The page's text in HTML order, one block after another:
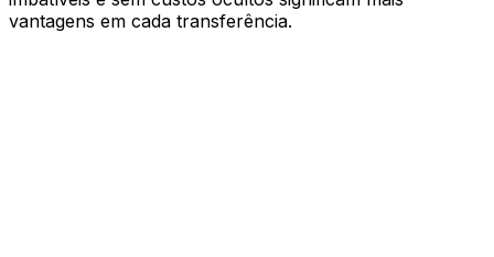
vantagens em cada transferência.